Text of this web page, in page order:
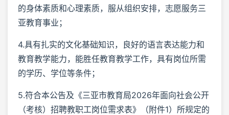
的身体素质和心理素质，服从组织安排，志愿服务三
亚教育事业；
4.具有扎实的文化基础知识，良好的语言表达能力和
教育教学能力，能胜任教育教学工作，具有岗位所需
的学历、学位等条件；
5.符合本公告及《三亚市教育局2026年面向社会公开
（考核）招聘教职工岗位需求表》（附件1）所规定的